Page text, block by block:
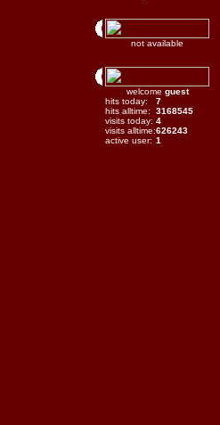
not available
welcome guest
hits today:
7
hits alltime:
3168545
visits today: 4
visits alltime:626243
active user: 1